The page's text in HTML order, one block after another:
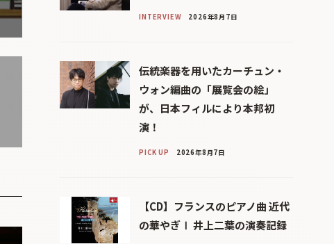
INTERVIEW 2026年8月7日
伝統楽器を用いたカーチュン・
ウォン編曲の「展覧会の絵」
が、日本フィルにより本邦初
演！
PICK UP 2026年8月7日
【CD】フランスのピアノ曲 近代
の華やぎⅠ 井上二葉の演奏記録